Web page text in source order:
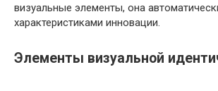
визуальные элементы, она
характеристиками инновации.
Элементы визуальной